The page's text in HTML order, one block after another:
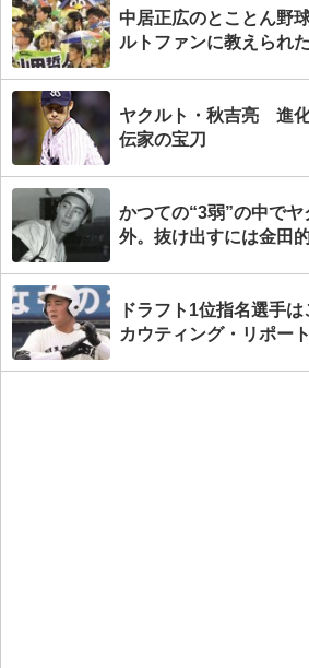
中居正広のとことん野
ルトファンに教えられた
ヤクルト・秋吉亮 進
伝家の宝刀
かつての“3弱”の中で
外。抜け出すには金田
ドラフト1位指名選手
カウティング・リポー